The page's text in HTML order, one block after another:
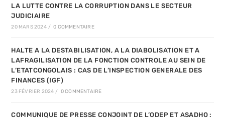
LA LUTTE CONTRE LA CORRUPTION DANS LE SECTEUR
JUDICIAIRE
20 MARS 2024 / 0 COMMENTAIRE
HALTE A LA DESTABILISATION, A LA DIABOLISATION ET A
LAFRAGILISATION DE LA FONCTION CONTROLE AU SEIN DE
L’ETATCONGOLAIS : CAS DE L’INSPECTION GENERALE DES
FINANCES (IGF)
23 FÉVRIER 2024 / 0 COMMENTAIRE
COMMUNIQUE DE PRESSE CONJOINT DE L’ODEP ET ASADHO :